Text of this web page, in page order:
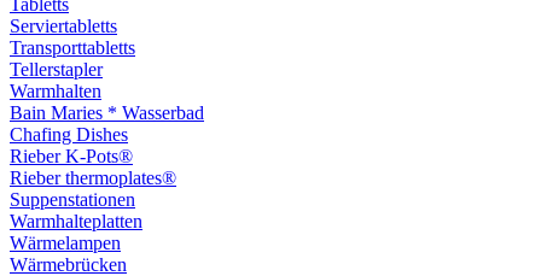
Tabletts
Serviertabletts
Transporttabletts
Tellerstapler
Warmhalten
Bain Maries * Wasserbad
Chafing Dishes
Rieber K-Pots®
Rieber thermoplates®
Suppenstationen
Warmhalteplatten
Wärmelampen
Wärmebrücken